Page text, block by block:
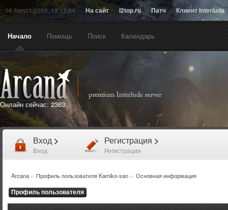
06 Август 2026, 12:12:34 На сайт l2top.ru Патч Клиент Interlude
Начало Помощь Поиск Календарь
Онлайн сейчас: 2363
Вход >
Вход
Регистрация >
Регистрация
Arcana» Профиль пользователя Kamiko-san » Основная информация
Профиль пользователя